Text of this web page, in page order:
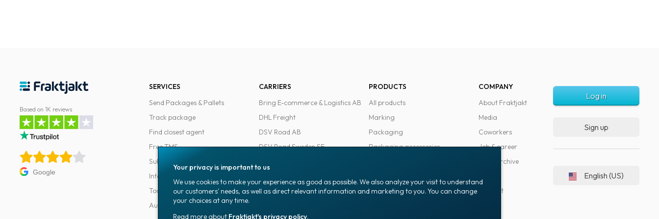
Based on 1K reviews
Google
SERVICES
Send Packages & Pallets
Track package
Find closest agent
Free TMS
Subscriptions
Integrations
Tools for developers
Automations
CARRIERS
Bring E-commerce & Logistics AB
DHL Freight
DSV Road AB
DSV Road Sweden SE
PostNord Sverige AB
PRODUCTS
All products
Marking
Packaging
Packaging accessories
COMPANY
About Fraktjakt
Media
Coworkers
Job & career
News archive
Support
Log in
Sign up
English (US)
Your privacy is important to us
We use cookies to make your experience as good as possible. We also analyze your visit to understand
our customers' needs, as well as direct relevant information and marketing to you. You can change
your choices at any time.
Read more about Fraktjakt's privacy policy.